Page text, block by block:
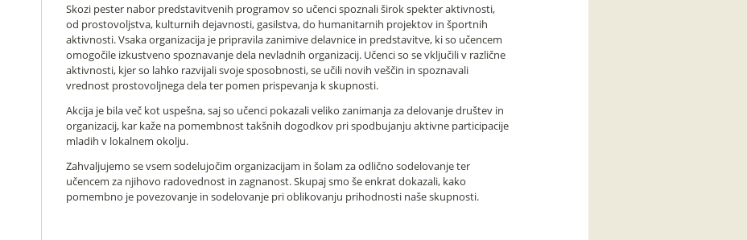
Skozi pester nabor predstavitvenih programov so učenci spoznali širok spekter aktivnosti,
od prostovoljstva, kulturnih dejavnosti, gasilstva, do humanitarnih projektov in športnih
aktivnosti. Vsaka organizacija je pripravila zanimive delavnice in predstavitve, ki so učencem
omogočile izkustveno spoznavanje dela nevladnih organizacij. Učenci so se vključili v različne
aktivnosti, kjer so lahko razvijali svoje sposobnosti, se učili novih veščin in spoznavali
vrednost prostovoljnega dela ter pomen prispevanja k skupnosti.
Akcija je bila več kot uspešna, saj so učenci pokazali veliko zanimanja za delovanje društev in
organizacij, kar kaže na pomembnost takšnih dogodkov pri spodbujanju aktivne participacije
mladih v lokalnem okolju.
Zahvaljujemo se vsem sodelujočim organizacijam in šolam za odlično sodelovanje ter
učencem za njihovo radovednost in zagnanost. Skupaj smo še enkrat dokazali, kako
pomembno je povezovanje in sodelovanje pri oblikovanju prihodnosti naše skupnosti.